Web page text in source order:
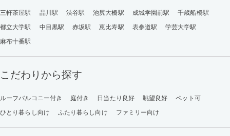
三軒茶屋駅 品川駅 渋谷駅 池尻大橋駅 成城学園前駅
千歳船橋駅
都立大学駅
中目黒駅 赤坂駅 恵比寿駅 表参道駅
学芸大学駅
麻布十番駅
こだわりから探す
ルーフバルコニー付き 庭付き 日当たり良好 眺望良好
ペット可
ひとり暮らし向け
ふたり暮らし向け ファミリー向け